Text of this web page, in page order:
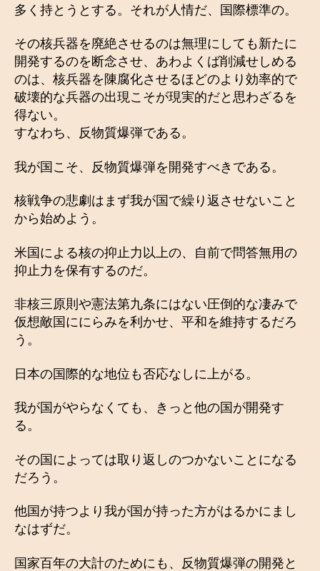
多く持とうとする。それが人情だ、国際標準の。
その核兵器を廃絶させるのは無理にしても新たに
開発するのを断念させ、あわよくば削減せしめる
のは、核兵器を陳腐化させるほどのより効率的で
破壊的な兵器の出現こそが現実的だと思わざるを
得ない。
すなわち、反物質爆弾である。
我が国こそ、反物質爆弾を開発すべきである。
核戦争の悲劇はまず我が国で繰り返させないこと
から始めよう。
米国による核の抑止力以上の、自前で問答無用の
抑止力を保有するのだ。
非核三原則や憲法第九条にはない圧倒的な凄みで
仮想敵国ににらみを利かせ、平和を維持するだろ
う。
日本の国際的な地位も否応なしに上がる。
我が国がやらなくても、きっと他の国が開発す
る。
その国によっては取り返しのつかないことになる
だろう。
他国が持つより我が国が持った方がはるかにまし
なはずだ。
国家百年の大計のためにも、反物質爆弾の開発と